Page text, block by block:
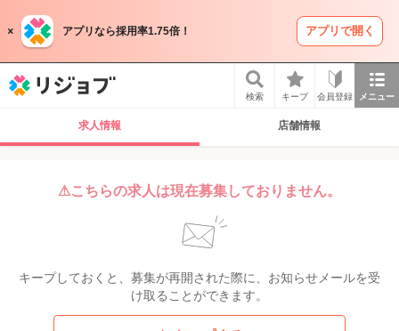
アプリなら採用率1.75倍！ アプリで開く
検索 キープ 会員登録 メニュー
求人情報 店舗情報
⚠こちらの求人は現在募集しておりません。
キープしておくと、募集が再開された際に、お知らせメールを受
け取ることができます。